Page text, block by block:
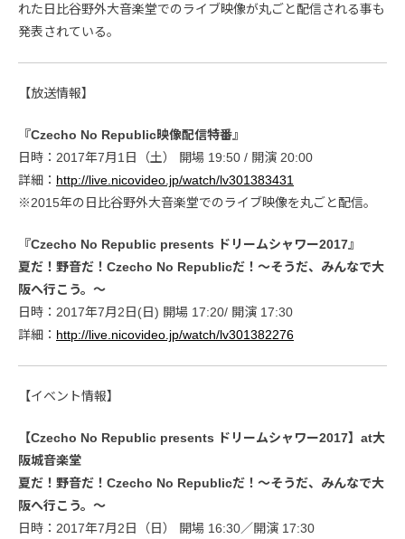
れた日比谷野外大音楽堂でのライブ映像が丸ごと配信される事も
発表されている。
【放送情報】
『Czecho No Republic映像配信特番』
日時：2017年7月1日（土） 開場 19:50 / 開演 20:00
詳細： http://live.nicovideo.jp/watch/lv301383431
※2015年の日比谷野外大音楽堂でのライブ映像を丸ごと配信。
『Czecho No Republic presents ドリームシャワー2017』
夏だ！野音だ！Czecho No Republicだ！～そうだ、みんなで大
阪へ行こう。～
日時：2017年7月2日(日) 開場 17:20/ 開演 17:30
詳細： http://live.nicovideo.jp/watch/lv301382276
【イベント情報】
【Czecho No Republic presents ドリームシャワー2017】at大
阪城音楽堂
夏だ！野音だ！Czecho No Republicだ！～そうだ、みんなで大
阪へ行こう。～
日時：2017年7月2日（日） 開場 16:30／開演 17:30